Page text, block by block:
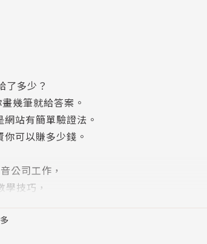
了多少？
幾筆就給答案。
站有簡單驗證法。
可以賺多少錢。
公司工作，
技巧，